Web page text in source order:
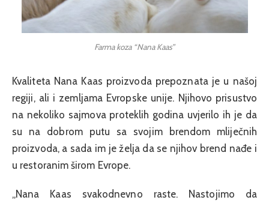
Farma koza “Nana Kaas”
Kvaliteta Nana Kaas proizvoda prepoznata je u našoj
regiji, ali i zemljama Evropske unije. Njihovo prisustvo
na nekoliko sajmova proteklih godina uvjerilo ih je da
su na dobrom putu sa svojim brendom mliječnih
proizvoda, a sada im je želja da se njihov brend nađe i
u restoranim širom Evrope.
„Nana Kaas svakodnevno raste. Nastojimo da